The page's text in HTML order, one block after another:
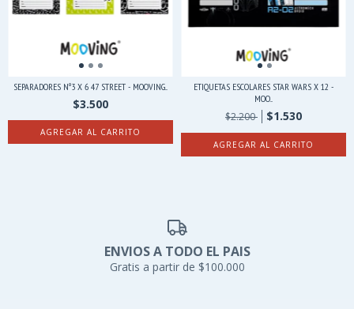
SEPARADORES Nº3 X 6 47 STREET - MOOVING...
$3.500
ETIQUETAS ESCOLARES STAR WARS X 12 -
MOO...
$2.200 $1.530
ENVIOS A TODO EL PAIS
Gratis a partir de $100.000